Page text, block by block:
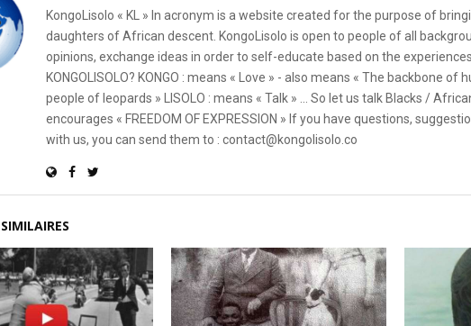
KongoLisolo « KL » In acronym is a website created for the purpose of
daughters of African descent. KongoLisolo is open to people of all
opinions, exchange ideas in order to self-educate based on the
KONGOLISOLO? KONGO : means « Love » - also means « The backbone of
people of leopards » LISOLO : means « Talk » ... So let us talk Blacks /
encourages « FREEDOM OF EXPRESSION » If you have questions,
with us, you can send them to : contact@kongolisolo.co